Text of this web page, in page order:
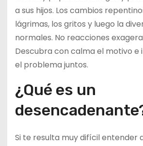
a sus hijos. Los cambios
lágrimas, los gritos y luego la
normales. No reacciones
Descubra con calma el motivo
el problema juntos.
¿Qué es un
Si te resulta muy difícil entender